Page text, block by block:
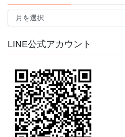
ア
イ
LINE公式アカウント